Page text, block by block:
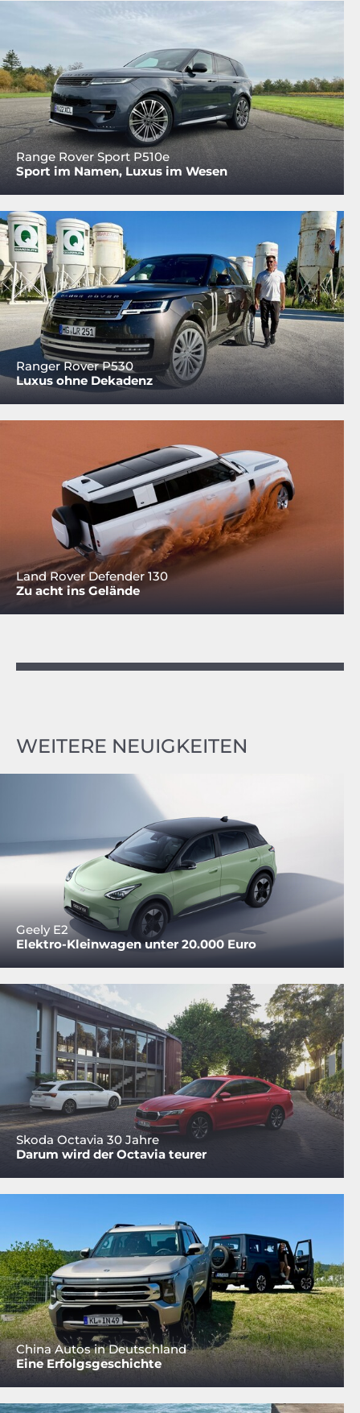
Range Rover Sport P510e
Sport im Namen, Luxus im Wesen
Ranger Rover P530
Luxus ohne Dekadenz
Land Rover Defender 130
Zu acht ins Gelände
WEITERE NEUIGKEITEN
Geely E2
Elektro-Kleinwagen unter 20.000 Euro
Skoda Octavia 30 Jahre
Darum wird der Octavia teurer
China Autos in Deutschland
Eine Erfolgsgeschichte